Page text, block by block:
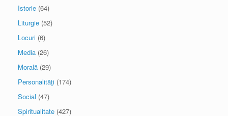
Istorie (64)
Liturgie (52)
Locuri (6)
Media (26)
Morală (29)
Personalităţi (174)
Social (47)
Spiritualitate (427)